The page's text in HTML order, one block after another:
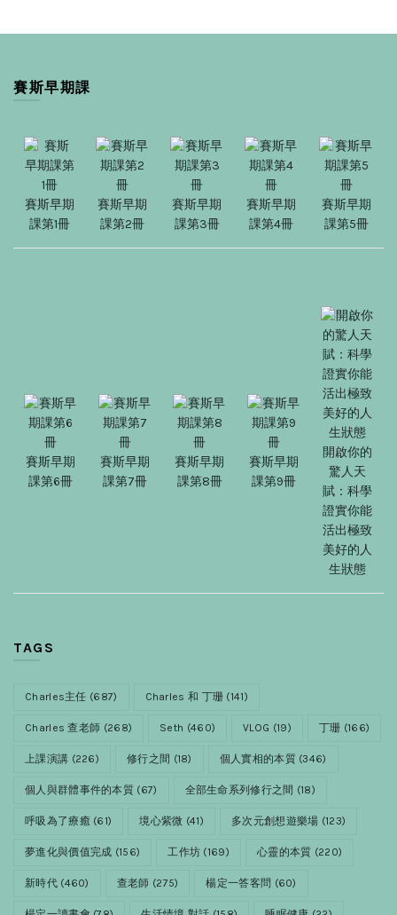
賽斯早期課
賽斯早期
課第1冊
賽斯早期
課第2冊
賽斯早期
課第3冊
賽斯早期
課第4冊
賽斯早期
課第5冊
賽斯早期
課第6冊
賽斯早期
課第7冊
賽斯早期
課第8冊
賽斯早期
課第9冊
開啟你的
驚人天
賦：科學
證實你能
活出極致
美好的人
生狀態
TAGS
Charles主任 (687) Charles 和 丁珊 (141)
Charles 查老師 (268) Seth (460) VLOG (19) 丁珊 (166)
上課演講 (226) 修行之間 (18) 個人實相的本質(346)
個人與群體事件的本質 (67) 全部生命系列修行之間 (18)
呼吸為了療癒 (61) 境心紫微 (41) 多次元創想遊樂場 (123)
夢進化與價值完成 (156) 工作坊 (169) 心靈的本質 (220)
新時代(460) 查老師 (275) 楊定一答客問 (60)